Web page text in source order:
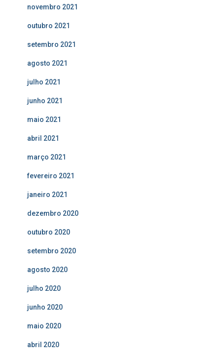
novembro 2021
outubro 2021
setembro 2021
agosto 2021
julho 2021
junho 2021
maio 2021
abril 2021
março 2021
fevereiro 2021
janeiro 2021
dezembro 2020
outubro 2020
setembro 2020
agosto 2020
julho 2020
junho 2020
maio 2020
abril 2020